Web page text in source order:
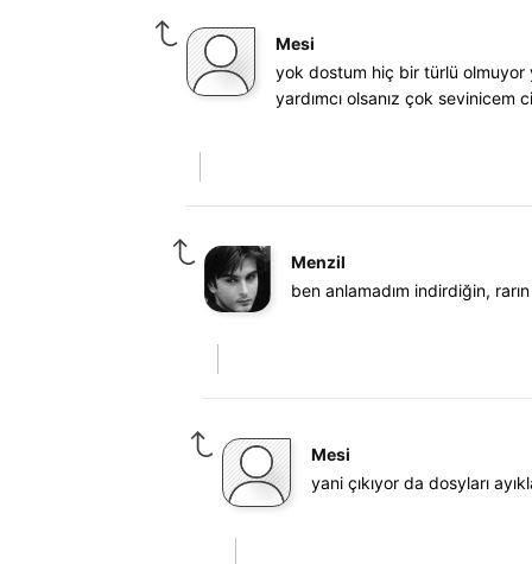
Mesi
yok dostum hiç bir türlü olmuyor
yardımcı olsanız çok sevinicem
Menzil
ben anlamadım indirdiğin,
Mesi
yani çıkıyor da dosyları